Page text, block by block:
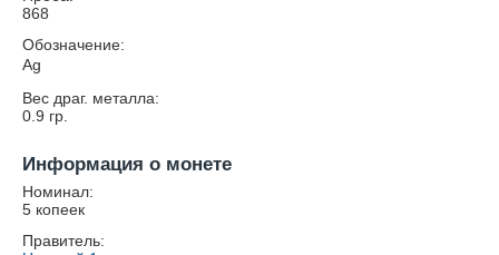
868
Обозначение:
Ag
Вес драг. металла:
0.9 гр.
Информация о монете
Номинал:
5 копеек
Правитель: